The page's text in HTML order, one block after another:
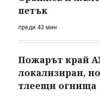
петък
преди 43 мин
Пожарът край
локализиран,
тлеещи огнища